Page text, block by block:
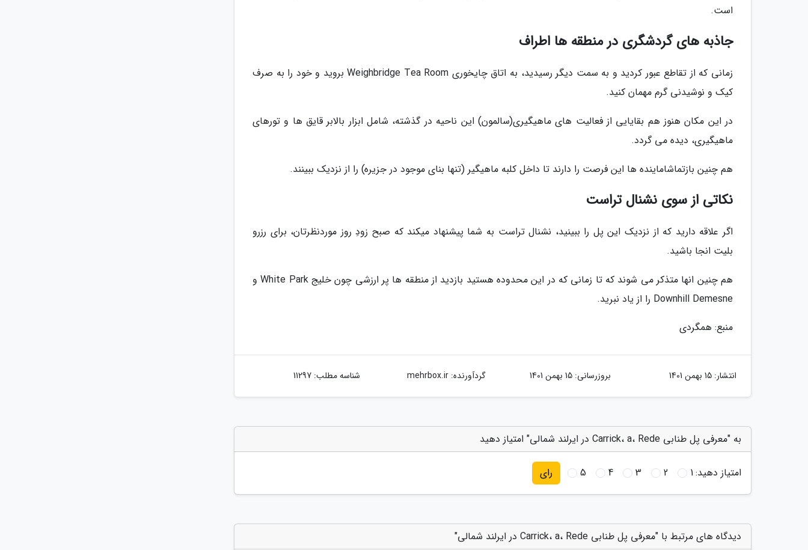
است.
جاذبه های گردشگری در منطقه ها اطراف
زمانی که از تقاطع عبور کردید و به سمت دیگر رسیدید، به اتاق چایخوری Weighbridge Tea Room بروید و خود را به صرف
کیک و نوشیدنی گرم مهمان کنید.
در این مکان هنوز هم بقایایی از فعالیت های ماهیگیری(سالمون) این ناحیه در گذشته، شامل ابزار بالابر قایق ها و تورهای
ماهیگیری، دیده می گردد.
هم چنین بازتماشاماینده ها این فرصت را دارند تا داخل کلبه ماهیگیر (تنها بنای موجود در جزیره) را از نزدیک ببینند.
نکاتی از سوی نشنال تراست
اگر علاقه دارید که از نزدیک این پل را ببینید، نشنال تراست به شما پیشنهاد میکند که صبح زودِ روز موردنظرتان، برای رزرو
بلیت انجا باشید.
هم چنین انها متذکر می شوند که تا زمانی که در این محدوده هستید بازدید از منطقه ها پر ارزشی چون خلیج White Park و
Downhill Demesne را از یاد نبرید.
منبع: همگردی
انتشار: 15 بهمن 1401 بروزرسانی: 15 بهمن 1401 گردآورنده:mehrbox.ir شناسه مطلب: 11297
به "معرفی پل طنابی Carrick، a، Rede در ایرلند شمالی" امتیاز دهید
امتیاز دهید:1
2
3
4
5 رای
دیدگاه های مرتبط با "معرفی پل طنابی Carrick، a، Rede در ایرلند شمالی"